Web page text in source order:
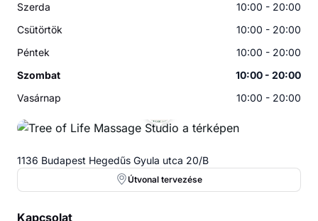
Szerda
10:00 - 20:00
Csütörtök
10:00 - 20:00
Péntek
10:00 - 20:00
Szombat
10:00 - 20:00
Vasárnap
10:00 - 20:00
1136 Budapest Hegedűs Gyula utca 20/B
Útvonal tervezése
Kapcsolat